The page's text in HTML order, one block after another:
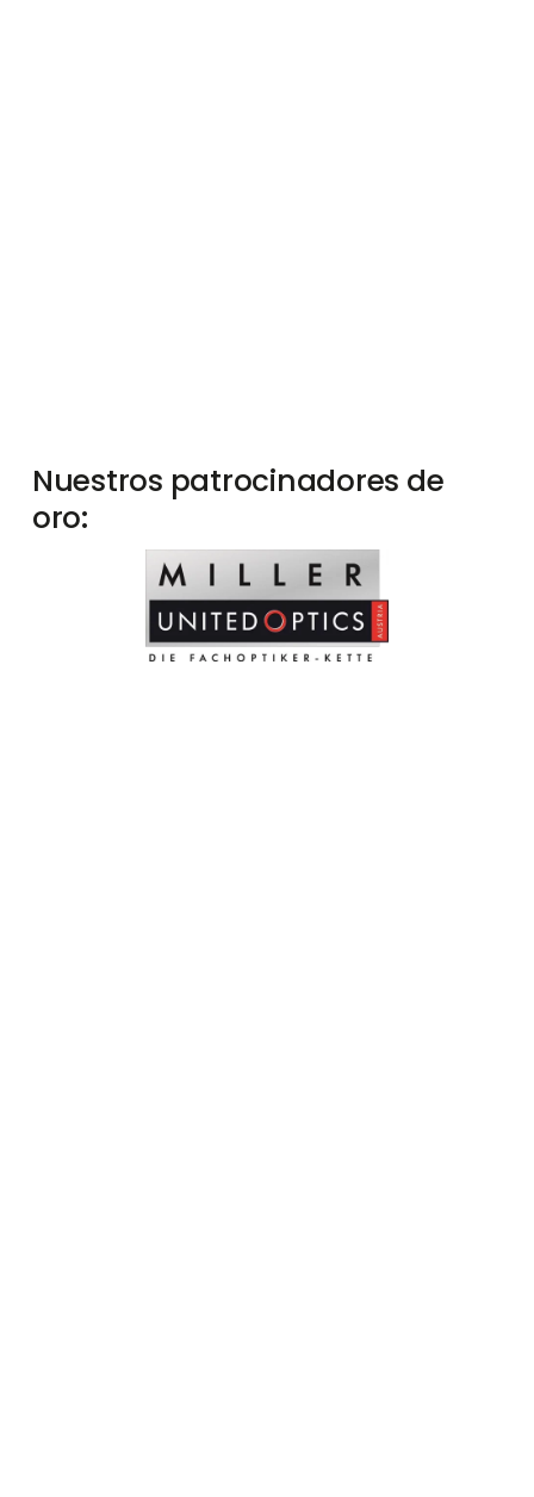
Nuestros patrocinadores de
oro: